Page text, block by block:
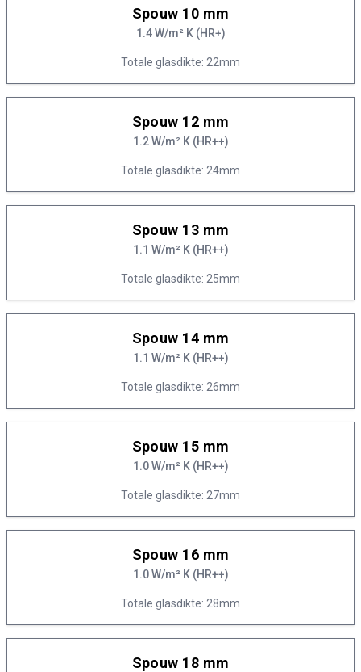
Spouw 10 mm
1.4 W/m² K (HR+)
Totale glasdikte: 22mm
Spouw 12 mm
1.2 W/m² K (HR++)
Totale glasdikte: 24mm
Spouw 13 mm
1.1 W/m² K (HR++)
Totale glasdikte: 25mm
Spouw 14 mm
1.1 W/m² K (HR++)
Totale glasdikte: 26mm
Spouw 15 mm
1.0 W/m² K (HR++)
Totale glasdikte: 27mm
Spouw 16 mm
1.0 W/m² K (HR++)
Totale glasdikte: 28mm
Spouw 18 mm